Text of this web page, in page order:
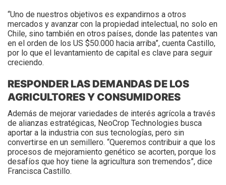
“Uno de nuestros objetivos es expandirnos a otros
mercados y avanzar con la propiedad intelectual, no solo en
Chile, sino también en otros países, donde las patentes van
en el orden de los US $50.000 hacia arriba”, cuenta Castillo,
por lo que el levantamiento de capital es clave para seguir
creciendo.
RESPONDER LAS DEMANDAS DE LOS
AGRICULTORES Y CONSUMIDORES
Además de mejorar variedades de interés agrícola a través
de alianzas estratégicas, NeoCrop Technologies busca
aportar a la industria con sus tecnologías, pero sin
convertirse en un semillero. “Queremos contribuir a que los
procesos de mejoramiento genético se acorten, porque los
desafíos que hoy tiene la agricultura son tremendos”, dice
Francisca Castillo.